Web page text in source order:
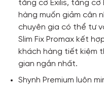
tăng cơ Exilis, tăng cơ
hàng muốn giảm cân
chuyên gia có thể tư
Slim Fix Promax kết
khách hàng tiết kiệm
gian ngắn nhất.
Shynh Premium luôn